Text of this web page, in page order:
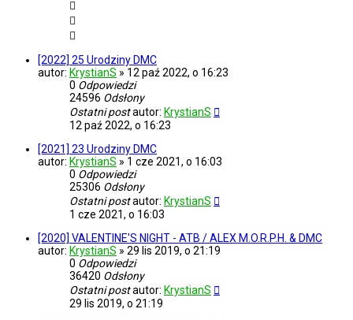
[2022] 25 Urodziny DMC
autor: KrystianS » 12 paź 2022, o 16:23
0 Odpowiedzi
24596 Odsłony
Ostatni postautor: KrystianS
12 paź 2022, o 16:23
[2021] 23 Urodziny DMC
autor: KrystianS » 1 cze 2021, o 16:03
0 Odpowiedzi
25306 Odsłony
Ostatni postautor: KrystianS
1 cze 2021, o 16:03
[2020] VALENTINE'S NIGHT - ATB / ALEX M.O.R.P.H. & DMC
autor: KrystianS » 29 lis 2019, o 21:19
0 Odpowiedzi
36420 Odsłony
Ostatni postautor: KrystianS
29 lis 2019, o 21:19